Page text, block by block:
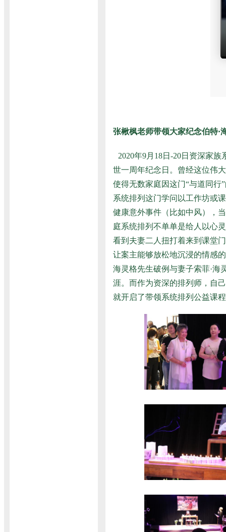
张楸枫老师带领大家纪念伯特·
2020年9月18日-20日资深家
世一周年纪念日。曾经这位伟
使得无数家庭因这门“与道同
系统排列这门学问以工作坊或
健康意外事件（比如中风），
庭系统排列不单单是给人以心
看到夫妻二人扭打着来到课堂
让案主能够放松地沉浸的情感
海灵格先生破例与妻子索菲·海
涯。而作为资深的排列师，自
就开启了带领系统排列公益课